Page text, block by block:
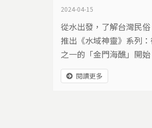
2024-04-15
從水出發，了解台灣民
推出《水域神靈》系列
之一的「金門海醮」開
以避水患的「拜溪墘」和
與水的相依與糾纏，歡迎
閱讀更多